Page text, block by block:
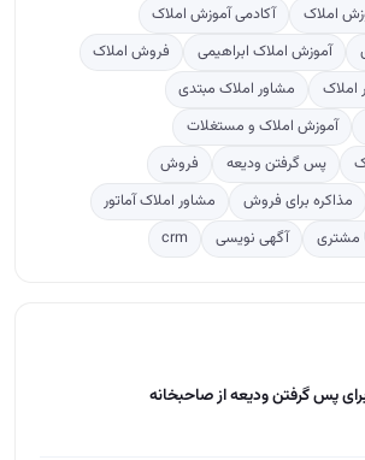
املاک
آکادمی آموزش املاک
آموزش املاک ابراهیمی
فروش املاک
املاک
مشاور املاک مبتدی
آموزش املاک و مستغلات
پس گرفتن ودیعه
فروش
مذاکره برای فروش
مشاور املاک آماتور
مشتری
آگهی نویسی crm
پس گرفتن ودیعه از صاحبخانه